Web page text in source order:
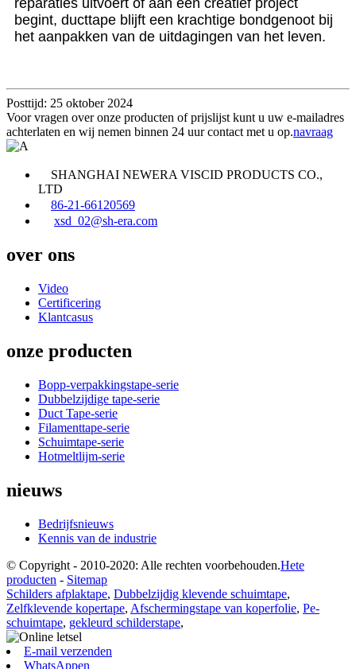
reparaties uitvoert of aan een creatief project
begint, ducttape blijft een krachtige bondgenoot bij
het aanpakken van de uitdagingen van het leven.
Posttijd: 25 oktober 2024
Voor vragen over onze producten of prijslijst kunt u uw e-mailadres
achterlaten en wij nemen binnen 24 uur contact met u op.navraag
SHANGHAI NEWERA VISCID PRODUCTS CO.,
LTD
86-21-66120569
xsd_02@sh-era.com
over ons
Video
Certificering
Klantcasus
onze producten
Bopp-verpakkingstape-serie
Dubbelzijdige tape-serie
Duct Tape-serie
Filamenttape-serie
Schuimtape-serie
Hotmeltlijm-serie
nieuws
Bedrijfsnieuws
Kennis van de industrie
© Copyright - 2010-2020: Alle rechten voorbehouden.Hete
producten - Sitemap
Schilders afplaktape, Dubbelzijdig klevende schuimtape,
Zelfklevende kopertape, Afschermingstape van koperfolie, Pe-
schuimtape, gekleurd schilderstape,
E-mail verzenden
WhatsAppen